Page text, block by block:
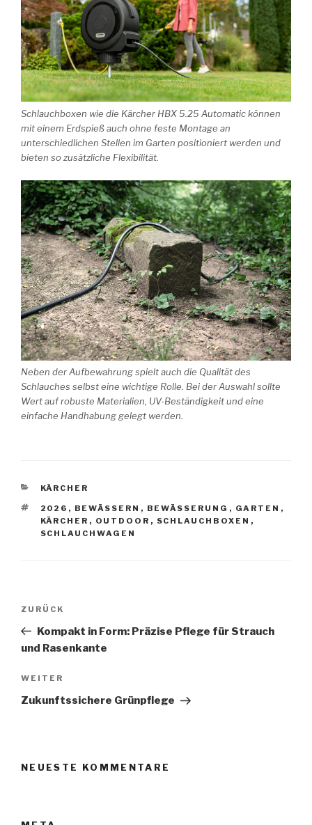
Schlauchboxen wie die Kärcher HBX 5.25 Automatic können
mit einem Erdspieß auch ohne feste Montage an
unterschiedlichen Stellen im Garten positioniert werden und
bieten so zusätzliche Flexibilität.
Neben der Aufbewahrung spielt auch die Qualität des
Schlauches selbst eine wichtige Rolle. Bei der Auswahl sollte
Wert auf robuste Materialien, UV-Beständigkeit und eine
einfache Handhabung gelegt werden.
KATEGORIEN
KÄRCHER
SCHLAGWÖRTER
2026 , BEWÄSSERN , BEWÄSSERUNG , GARTEN ,
KÄRCHER , OUTDOOR , SCHLAUCHBOXEN ,
SCHLAUCHWAGEN
Beitragsnavigation
Vorheriger
Beitrag
ZURÜCK
Kompakt in Form: Präzise Pflege für Strauch
und Rasenkante
Nächster
Beitrag
WEITER
Zukunftssichere Grünpflege
NEUESTE KOMMENTARE